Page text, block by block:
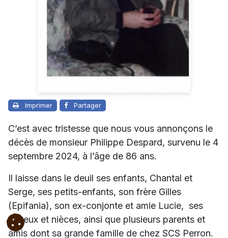
Imprimer Partager
C’est avec tristesse que nous vous annonçons le
décès de monsieur Philippe Despard, survenu le 4
septembre 2024, à l’âge de 86 ans.
Il laisse dans le deuil ses enfants, Chantal et
Serge, ses petits-enfants, son frère Gilles
(Epifania), son ex-conjonte et amie Lucie, ses
neveux et nièces, ainsi que plusieurs parents et
amis dont sa grande famille de chez SCS Perron.